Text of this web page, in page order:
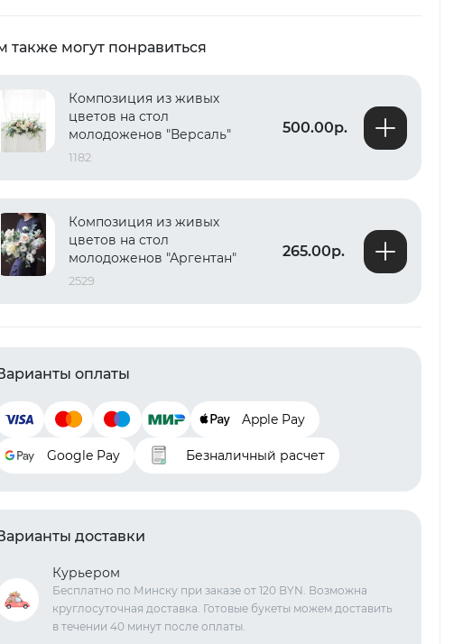
также могут понравиться
Композиция из живых
цветов на стол
молодоженов "Версаль"
1182
500.00р.
Композиция из живых
цветов на стол
молодоженов "Аргентан"
2529
265.00р.
оплаты
Apple Pay
Google Pay Безналичный расчет
доставки
Курьером
Бесплатно по Минску при заказе от 120 BYN. Возможна
круглосуточная доставка. Готовые букеты можем доставить
в течении 40 минут после оплаты.